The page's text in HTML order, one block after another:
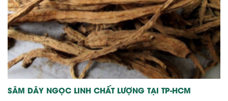
SÂM DÂY NGỌC LINH CHẤT LƯỢNG TẠI TP-HCM